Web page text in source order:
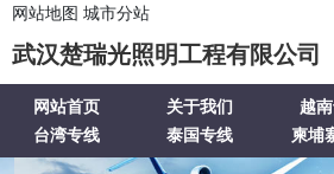
网站地图 城市分站
武汉楚瑞光照明工程有限公司
网站首页 关于我们 越
台湾专线
泰国专线 柬埔